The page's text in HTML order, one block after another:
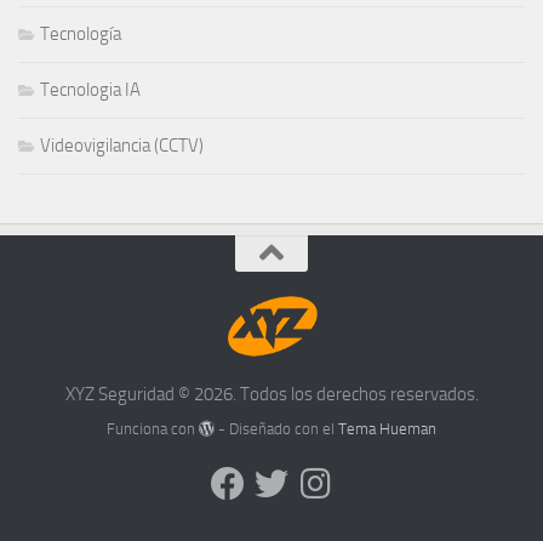
Tecnología
Tecnologia IA
Videovigilancia (CCTV)
XYZ Seguridad © 2026. Todos los derechos reservados.
Funciona con - Diseñado con elTema Hueman